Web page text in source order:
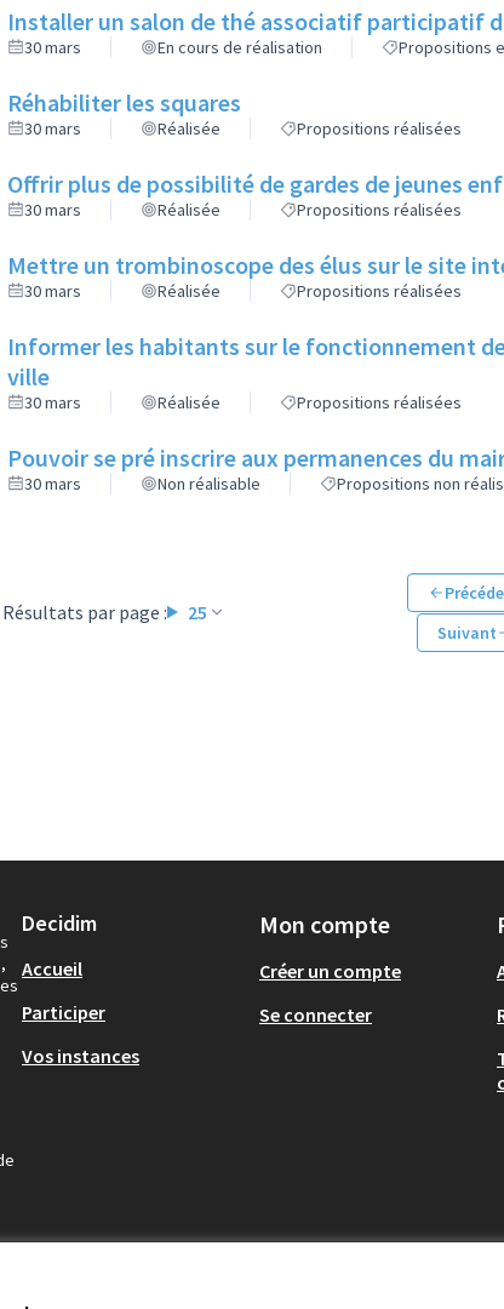
Installer un salon de thé associatif participatif
30 mars En cours de réalisation Propositions
Réhabiliter les squares
30 mars Réalisée Propositions réalisées
Offrir plus de possibilité de gardes de jeunes
30 mars Réalisée Propositions réalisées
Mettre un trombinoscope des élus sur le site
30 mars Réalisée Propositions réalisées
Informer les habitants sur le fonctionnement
ville
30 mars Réalisée Propositions réalisées
Pouvoir se pré inscrire aux permanences du
30 mars Non réalisable Propositions non
Résultats par page : 25
Suivant
Decidim
Accueil
Participer
Vos instances
Mon compte
Créer un compte
Se connecter